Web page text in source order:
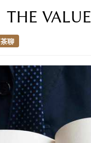
THE VALUE
茶聊